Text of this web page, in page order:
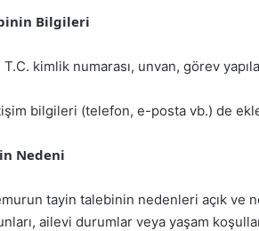
Bilgileri
T.C. kimlik numarası, unvan, görev
bilgileri (telefon, e-posta vb.) de
Nedeni
tayin talebinin nedenleri açık ve
ailevi durumlar veya yaşam